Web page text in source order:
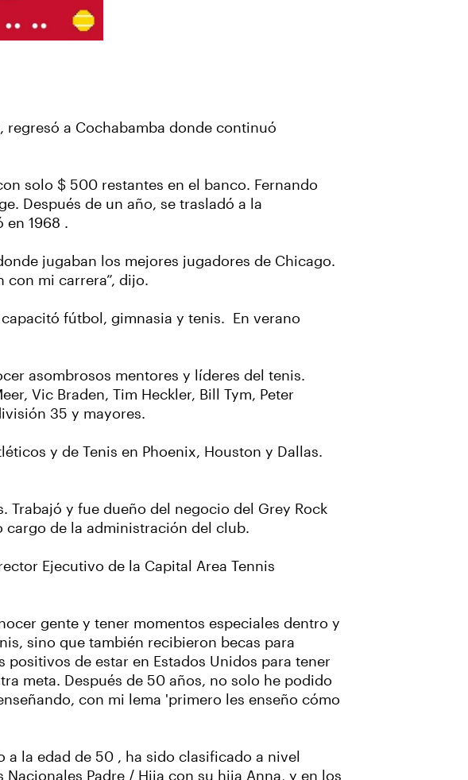
a Cochabamba donde continuó
solo $ 500 restantes en el banco. Fernando
Después de un año, se trasladó a la
en 1968 .
jugaban los mejores jugadores de Chicago.
con mi carrera”, dijo.
fútbol, gimnasia y tenis. En verano
asombrosos mentores y líderes del tenis.
Vic Braden, Tim Heckler, Bill Tym, Peter
35 y mayores.
y de Tenis en Phoenix, Houston y Dallas.
Trabajó y fue dueño del negocio del Grey Rock
cargo de la administración del club.
Ejecutivo de la Capital Area Tennis
gente y tener momentos especiales dentro y
sino que también recibieron becas para
de estar en Estados Unidos para tener
meta. Después de 50 años, no solo he podido
con mi lema 'primero les enseño cómo
la edad de 50 , ha sido clasificado a nivel
Padre / Hija con su hija Anna, y en los